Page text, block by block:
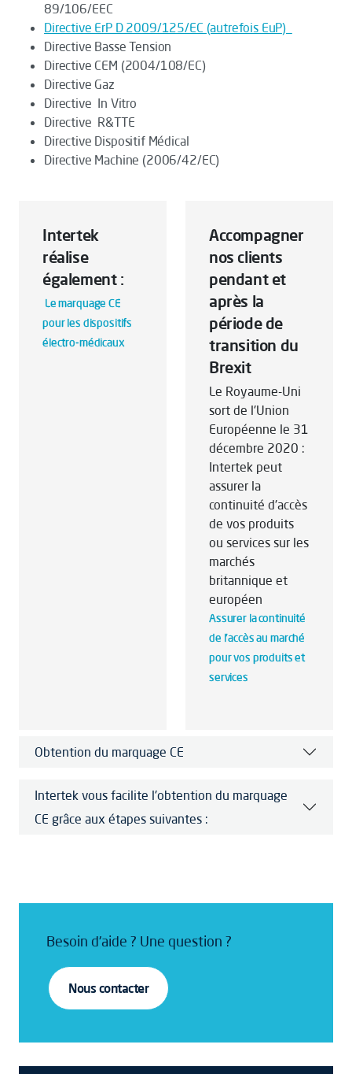
89/106/EEC
Directive ErP D 2009/125/EC (autrefois EuP)
Directive Basse Tension
Directive CEM (2004/108/EC)
Directive Gaz
Directive In Vitro
Directive R&TTE
Directive Dispositif Médical
Directive Machine (2006/42/EC)
Intertek
réalise
également :
Le marquage CE
pour les dispositifs
électro-médicaux
Accompagner
nos clients
pendant et
après la
période de
transition du
Brexit
Le Royaume-Uni
sort de l'Union
Européenne le 31
décembre 2020 :
Intertek peut
assurer la
continuité d'accès
de vos produits
ou services sur les
marchés
britannique et
européen
Assurer la continuité
de l'accès au marché
pour vos produits et
services
Obtention du marquage CE
Intertek vous facilite l'obtention du marquage
CE grâce aux étapes suivantes :
Besoin d'aide ? Une question ?
Nous contacter